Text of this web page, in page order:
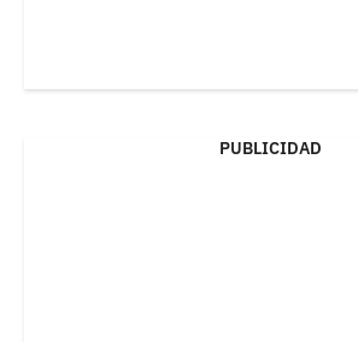
PUBLICIDAD